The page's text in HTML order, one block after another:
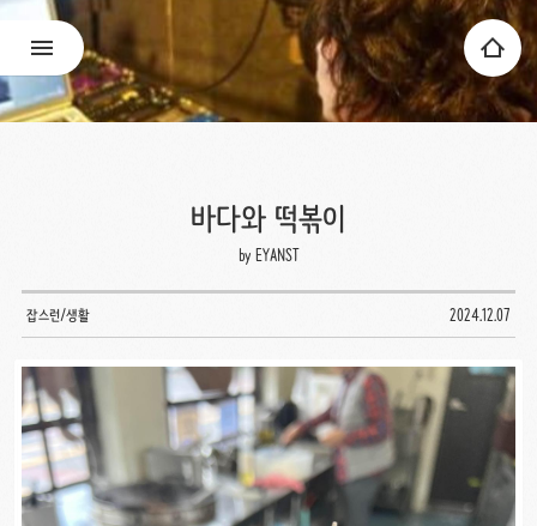
바다와 떡볶이
by EYANST
잡스런/생활 2024.12.07